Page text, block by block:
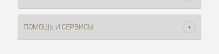
ПОМОЩЬ И СЕРВИСЫ